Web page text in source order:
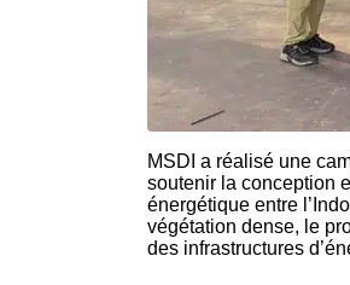
MSDI a réalisé une
soutenir la conception
énergétique entre
végétation dense, le
des infrastructures